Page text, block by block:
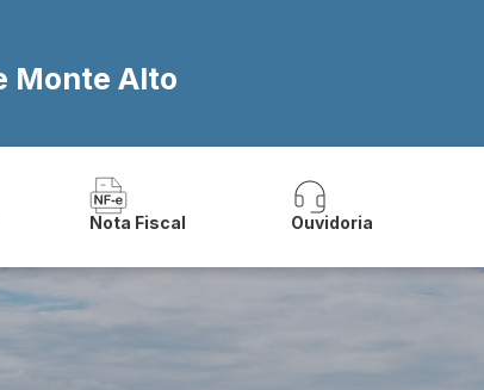
Monte Alto
Nota Fiscal Ouvidoria